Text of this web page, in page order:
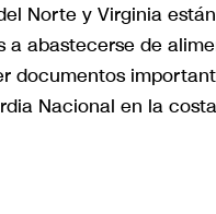
Norte y Virginia
abastecerse de
documentos
Nacional en la